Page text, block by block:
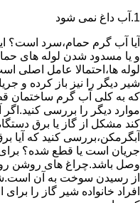
1.آب داغ نمی شود
آیا آب گرم حمام،سرد است؟
و یا مسدود شدن لوله های
لوله ها،احتمالا عامل اصلی
شیر دیگر را نیز باز کرده و
که به کلی آب گرم ساختمان
موارد دیگر را بررسی
کند مشکل از گاز یا برق
آبگرمکن،بررسی کنید که آیا
جریان است یا قطع شده؟
وصل باشد.چراغ های روشن
از رسیدن سوخت به آن
افراد خانواده شیر گاز را